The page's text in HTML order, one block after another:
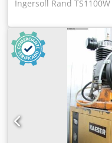
Ingersoll Rand
(fabricado por Parker
aire por refrigeración –
industriales •
neumáticos •
seco: mecanizado,
Protección de equipos
Aoxggmnokbea
Modelo: TS1100W •
Refrigeración: por agua
máxima lado baja: 1,9
alta: 2,8 MPa (406 psi)